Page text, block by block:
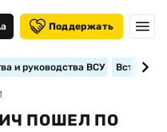
Поддержать
и руководства ВСУ
ПОШЕЛ ПО